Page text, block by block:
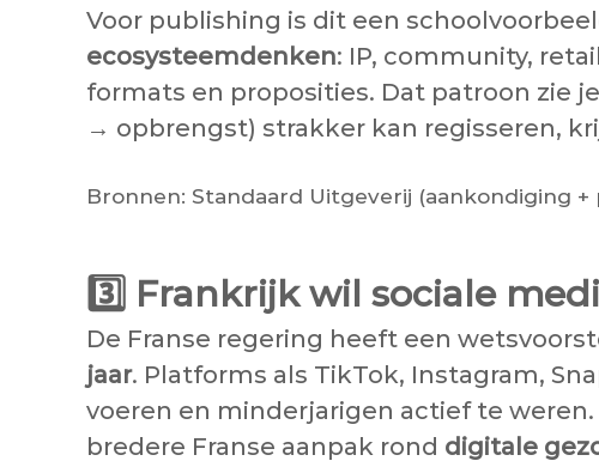
Voor publishing is dit een
ecosysteemdenken: IP, community,
formats en proposities. Dat patroon zie
→ opbrengst) strakker kan regisseren,
Bronnen: Standaard Uitgeverij (aankondiging +
3️⃣ Frankrijk wil sociale
De Franse regering heeft een
jaar. Platforms als TikTok, Instagram,
voeren en minderjarigen actief te
bredere Franse aanpak rond digitale